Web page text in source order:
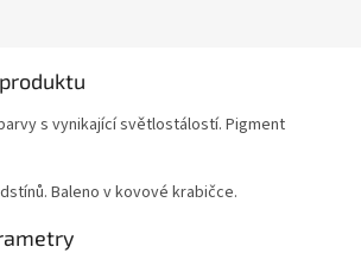
s vynikající světlostálostí. Pigment
Baleno v kovové krabičce.